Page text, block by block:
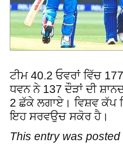
ਟੀਮ 40.2 ਓਵਰਾਂ ਵਿੱਚ
ਧਵਨ ਨੇ 137 ਦੌੜਾਂ ਦੀ
2 ਛੱਕੇ ਲਗਾਏ। ਵਿਸ਼ਵ ਕੱਪ
ਇਹ ਸਰਵਉਚ ਸਕੋਰ ਹੈ।
This entry was posted